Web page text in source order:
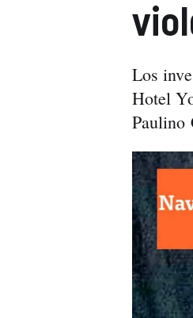
Los
Hotel
Paulino